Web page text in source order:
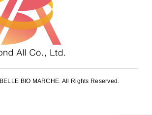
BELLE BIO MARCHE. All Rights Reserved.